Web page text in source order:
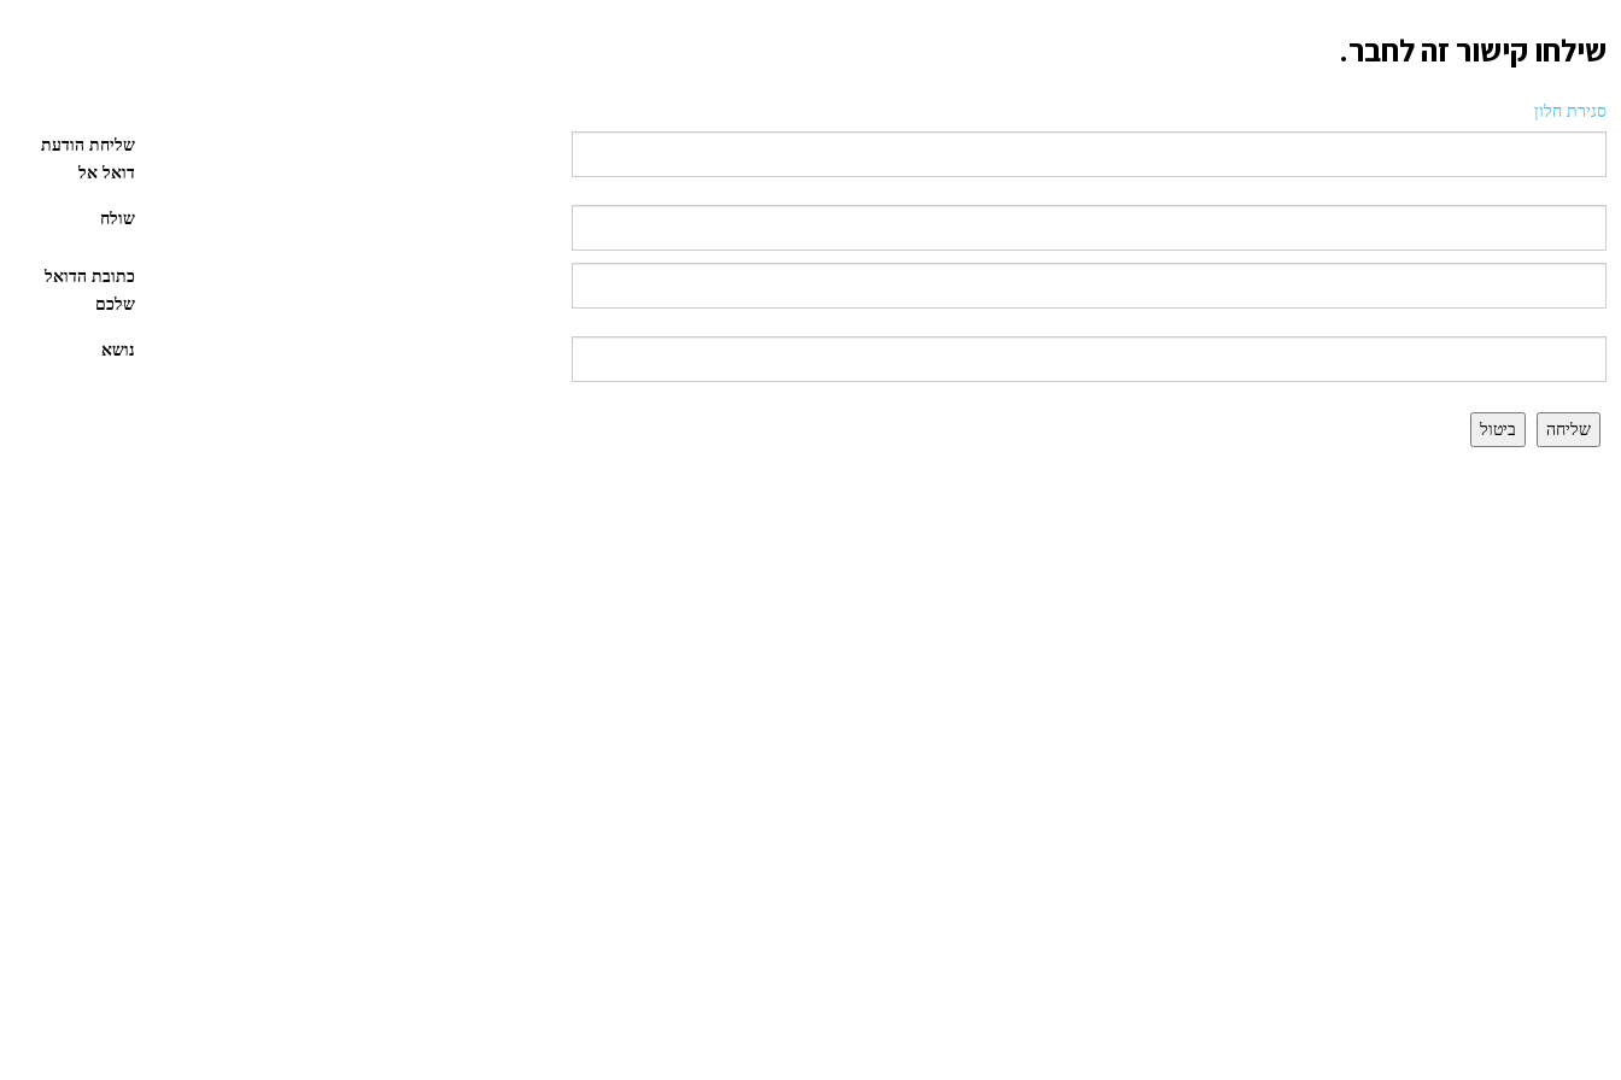
שילחו קישור זה לחבר.
סגירת חלון
שליחת הודעת
דואל אל
שולח
כתובת הדואל
שלכם
נושא
שליחה ביטול